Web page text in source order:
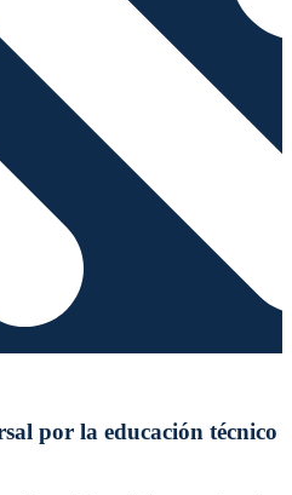
por la educación técnico